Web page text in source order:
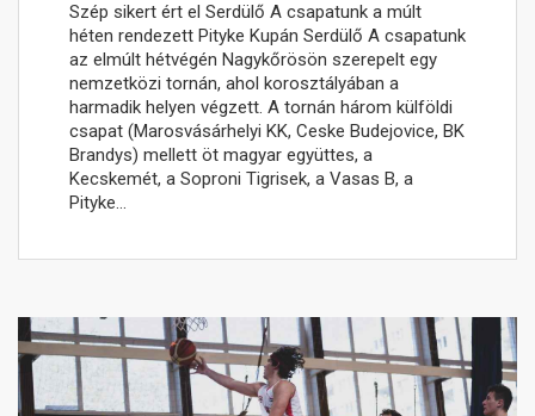
Szép sikert ért el Serdülő A csapatunk a múlt
héten rendezett Pityke Kupán Serdülő A csapatunk
az elmúlt hétvégén Nagykőrösön szerepelt egy
nemzetközi tornán, ahol korosztályában a
harmadik helyen végzett. A tornán három külföldi
csapat (Marosvásárhelyi KK, Ceske Budejovice, BK
Brandys) mellett öt magyar együttes, a
Kecskemét, a Soproni Tigrisek, a Vasas B, a
Pityke…